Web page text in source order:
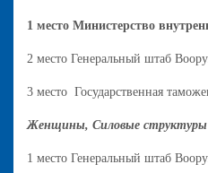
1 место Министерство
2 место Генеральный штаб
3 место Государственная
Женщины, Силовые структуры
1 место Генеральный штаб